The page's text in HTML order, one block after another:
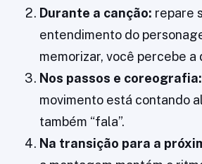
Durante a canção: repare
entendimento do
memorizar, você percebe a
Nos passos e coreografia:
movimento está contando
também “fala”.
Na transição para a